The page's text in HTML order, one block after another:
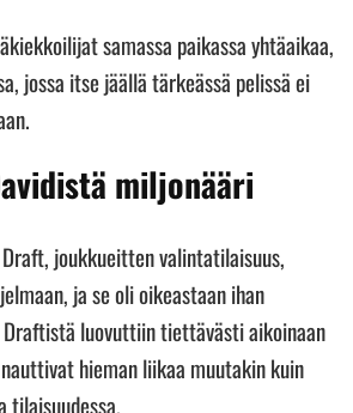
samassa paikassa yhtäaikaa,
jossa itse jäällä tärkeässä pelissä ei
miljonääri
joukkueitten valintatilaisuus,
ja se oli oikeastaan ihan
luovuttiin tiettävästi aikoinaan
hieman liikaa muutakin kuin
tilaisuudessa.